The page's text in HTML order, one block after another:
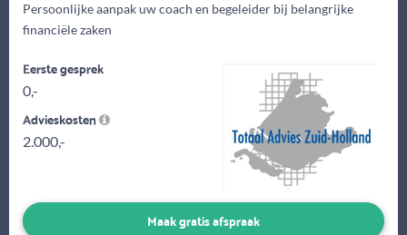
Persoonlijke aanpak uw coach en begeleider bij belangrijke
financiële zaken
Eerste gesprek
0,-
Advieskosten
2.000,-
Maak gratis afspraak